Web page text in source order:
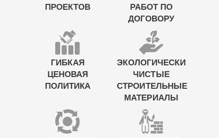
ПРОЕКТОВ
РАБОТ ПО
ДОГОВОРУ
ГИБКАЯ
ЦЕНОВАЯ
ПОЛИТИКА
ЭКОЛОГИЧЕСКИ
ЧИСТЫЕ
СТРОИТЕЛЬНЫЕ
МАТЕРИАЛЫ